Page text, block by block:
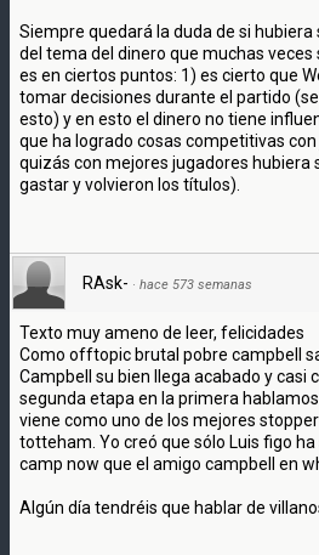
Siempre quedará la duda de si
del tema del dinero que muchas veces
es en ciertos puntos: 1) es cierto que
tomar decisiones durante el partido
esto) y en esto el dinero no tiene
que ha logrado cosas competitivas
quizás con mejores jugadores
gastar y volvieron los títulos).
RAsk- · hace 573 semanas
Texto muy ameno de leer, felicidades
Como offtopic brutal pobre campbell
Campbell su bien llega acabado y casi
segunda etapa en la primera
viene como uno de los mejores stopper
totteham. Yo creó que sólo Luis figo ha
camp now que el amigo campbell en
Algún día tendréis que hablar de